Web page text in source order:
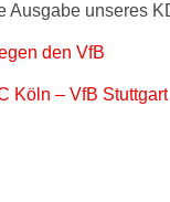
Ausgabe unseres
den VfB
Köln – VfB Stuttgart